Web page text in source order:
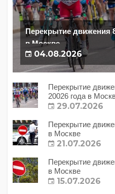
Перекрытие движения 8
в Москве
04.08.2026
Перекрытие
20026 года в
29.07.2026
Перекрытие
в Москве
21.07.2026
Перекрытие
в Москве
15.07.2026